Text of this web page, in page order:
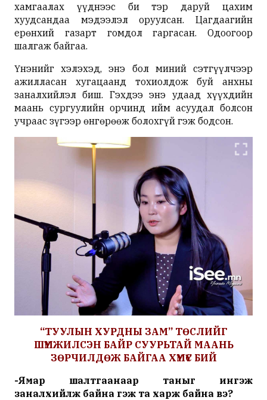
хамгаалах үүднээс би тэр даруй цахим
хуудсандаа мэдээлэл оруулсан. Цагдаагийн
ерөнхий газарт гомдол гаргасан. Одоогоор
шалгаж байгаа.
Үнэнийг хэлэхэд, энэ бол миний сэтгүүлчээр
ажилласан хугацаанд тохиолдож буй анхны
заналхийлэл биш. Гэхдээ энэ удаад хүүхдийн
маань сургуулийн орчинд ийм асуудал болсон
учраас зүгээр өнгөрөөж болохгүй гэж бодсон.
“ТУУЛЫН ХУРДНЫ ЗАМ” ТӨСЛИЙГ
ШҮҮМЖИЛСЭН БАЙР СУУРЬТАЙ МААНЬ
ЗӨРЧИЛДӨЖ БАЙГАА ХҮМҮҮС БИЙ
-Ямар шалтгаанаар таныг ингэж
заналхийлж байна гэж та харж байна вэ?